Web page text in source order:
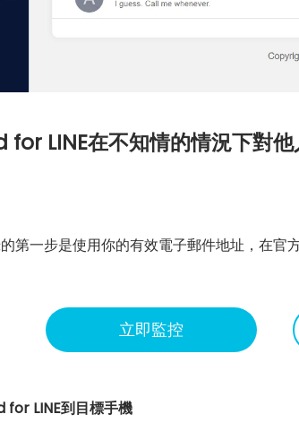
LINE在不知情的情況下對他
第一步是使用你的有效電子郵件地址，在
立即監控
for LINE到目標手機